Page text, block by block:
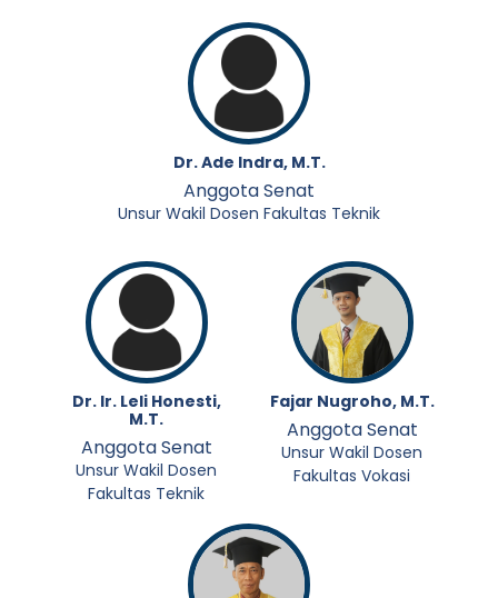
Dr. Ade Indra, M.T.
Anggota Senat
Unsur Wakil Dosen Fakultas Teknik
Dr. Ir. Leli Honesti,
M.T.
Anggota Senat
Unsur Wakil Dosen
Fakultas Teknik
Fajar Nugroho, M.T.
Anggota Senat
Unsur Wakil Dosen
Fakultas Vokasi